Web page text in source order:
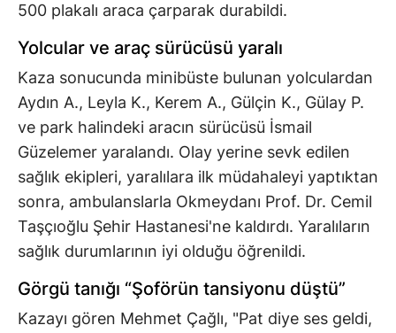
500 plakalı araca çarparak durabildi.
Yolcular ve araç sürücüsü yaralı
Kaza sonucunda minibüste bulunan yolculardan
Aydın A., Leyla K., Kerem A., Gülçin K., Gülay P.
ve park halindeki aracın sürücüsü İsmail
Güzelemer yaralandı. Olay yerine sevk edilen
sağlık ekipleri, yaralılara ilk müdahaleyi yaptıktan
sonra, ambulanslarla Okmeydanı Prof. Dr. Cemil
Taşçıoğlu Şehir Hastanesi'ne kaldırdı. Yaralıların
sağlık durumlarının iyi olduğu öğrenildi.
Görgü tanığı “Şoförün tansiyonu düştü”
Kazayı gören Mehmet Çağlı, "Pat diye ses geldi,